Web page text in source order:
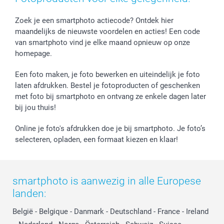
Fotokalenders & Fotoagenda's
Moederdag
Vaderdag
Verjaardag
Geboorte
Klachtenregeling
Wettelijke garantie
Privacybeleid
Cookiebeleid
Prijslijst
Jobs & Stages
Investor Relations
Betalingsmogelijkheden
Grote bestellingen
Levering
Mijn orderstatus
smartfriends
Zoek je een smartphoto actiecode? Ontdek hier
maandelijks de nieuwste voordelen en acties! Een code
van smartphoto vind je elke maand opnieuw op onze
homepage.
Een foto maken, je foto bewerken en uiteindelijk je foto
laten afdrukken. Bestel je fotoproducten of geschenken
met foto bij smartphoto en ontvang ze enkele dagen later
bij jou thuis!
Online je foto's afdrukken doe je bij smartphoto. Je foto’s
selecteren, opladen, een formaat kiezen en klaar!
smartphoto is aanwezig in alle Europese
landen:
België - Belgique - Danmark - Deutschland - France - Ireland